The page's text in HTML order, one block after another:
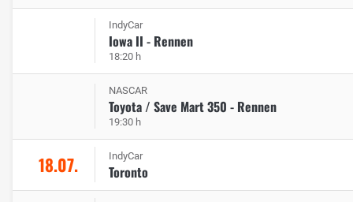
IndyCar
Iowa II - Rennen
18:20 h
NASCAR
Toyota / Save Mart 350 - Rennen
19:30 h
18.07. IndyCar
Toronto